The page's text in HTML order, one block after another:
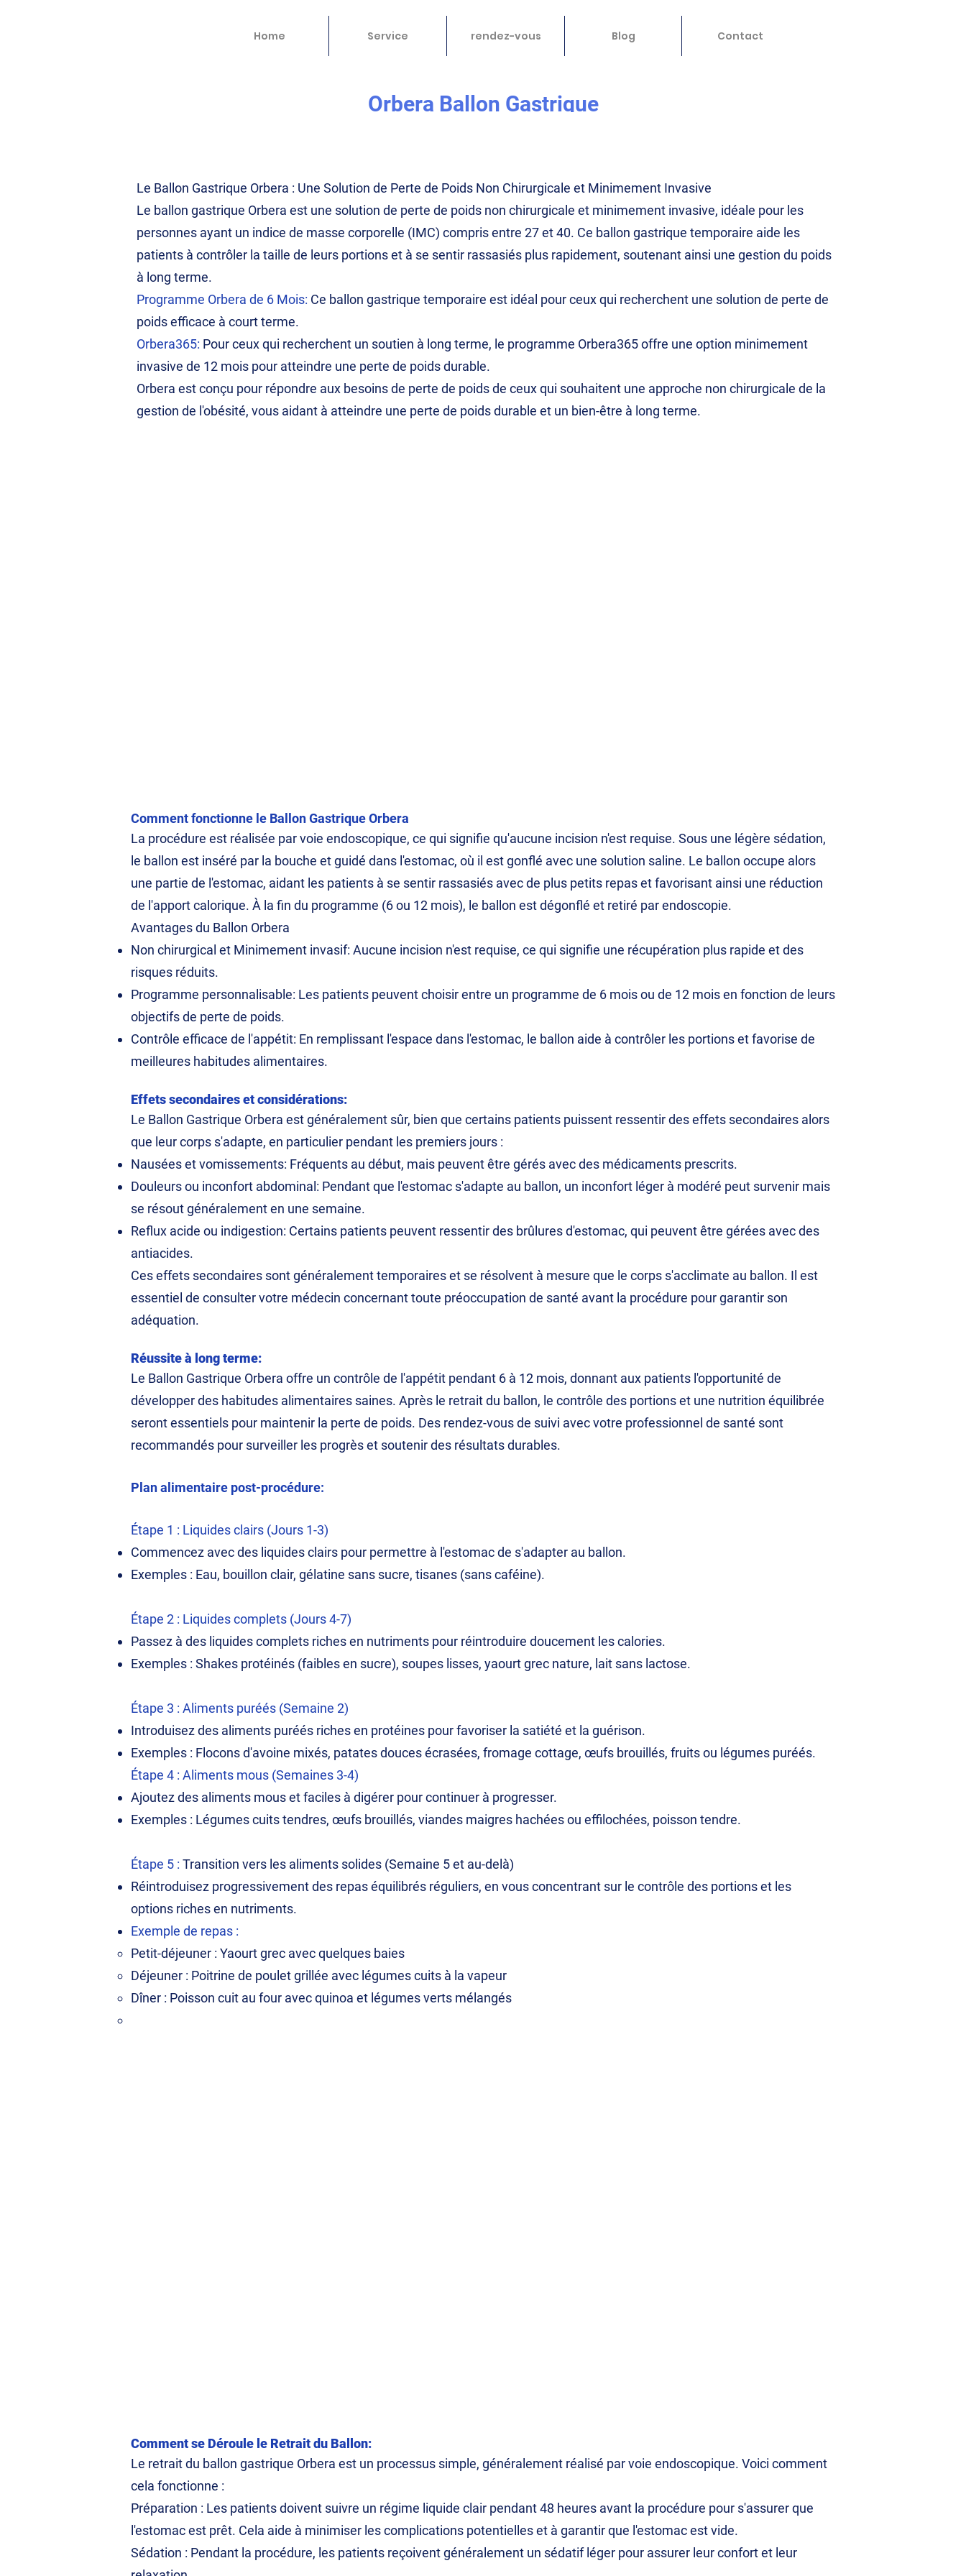
Home Service rendez-vous Blog Contact
Orbera Ballon Gastrique
Le Ballon Gastrique Orbera : Une Solution de Perte de Poids Non Chirurgicale et Minimement Invasive
Le ballon gastrique Orbera est une solution de perte de poids non chirurgicale et minimement invasive, idéale pour les
personnes ayant un indice de masse corporelle (IMC) compris entre 27 et 40. Ce ballon gastrique temporaire aide les
patients à contrôler la taille de leurs portions et à se sentir rassasiés plus rapidement, soutenant ainsi une gestion du poids
à long terme.
Programme Orbera de 6 Mois: Ce ballon gastrique temporaire est idéal pour ceux qui recherchent une solution de perte de
poids efficace à court terme.
Orbera365: Pour ceux qui recherchent un soutien à long terme, le programme Orbera365 offre une option minimement
invasive de 12 mois pour atteindre une perte de poids durable.
Orbera est conçu pour répondre aux besoins de perte de poids de ceux qui souhaitent une approche non chirurgicale de la
gestion de l'obésité, vous aidant à atteindre une perte de poids durable et un bien-être à long terme.
Comment fonctionne le Ballon Gastrique Orbera
La procédure est réalisée par voie endoscopique, ce qui signifie qu'aucune incision n'est requise. Sous une légère sédation,
le ballon est inséré par la bouche et guidé dans l'estomac, où il est gonflé avec une solution saline. Le ballon occupe alors
une partie de l'estomac, aidant les patients à se sentir rassasiés avec de plus petits repas et favorisant ainsi une réduction
de l'apport calorique. À la fin du programme (6 ou 12 mois), le ballon est dégonflé et retiré par endoscopie.
Avantages du Ballon Orbera
Non chirurgical et Minimement invasif: Aucune incision n'est requise, ce qui signifie une récupération plus rapide et des
risques réduits.
Programme personnalisable: Les patients peuvent choisir entre un programme de 6 mois ou de 12 mois en fonction de leurs
objectifs de perte de poids.
Contrôle efficace de l'appétit: En remplissant l'espace dans l'estomac, le ballon aide à contrôler les portions et favorise de
meilleures habitudes alimentaires.
Effets secondaires et considérations:
Le Ballon Gastrique Orbera est généralement sûr, bien que certains patients puissent ressentir des effets secondaires alors
que leur corps s'adapte, en particulier pendant les premiers jours :
Nausées et vomissements: Fréquents au début, mais peuvent être gérés avec des médicaments prescrits.
Douleurs ou inconfort abdominal: Pendant que l'estomac s'adapte au ballon, un inconfort léger à modéré peut survenir mais
se résout généralement en une semaine.
Reflux acide ou indigestion: Certains patients peuvent ressentir des brûlures d'estomac, qui peuvent être gérées avec des
antiacides.
Ces effets secondaires sont généralement temporaires et se résolvent à mesure que le corps s'acclimate au ballon. Il est
essentiel de consulter votre médecin concernant toute préoccupation de santé avant la procédure pour garantir son
adéquation.
Réussite à long terme:
Le Ballon Gastrique Orbera offre un contrôle de l'appétit pendant 6 à 12 mois, donnant aux patients l'opportunité de
développer des habitudes alimentaires saines. Après le retrait du ballon, le contrôle des portions et une nutrition équilibrée
seront essentiels pour maintenir la perte de poids. Des rendez-vous de suivi avec votre professionnel de santé sont
recommandés pour surveiller les progrès et soutenir des résultats durables.
Plan alimentaire post-procédure:
Étape 1 : Liquides clairs (Jours 1-3)
Commencez avec des liquides clairs pour permettre à l'estomac de s'adapter au ballon.
Exemples : Eau, bouillon clair, gélatine sans sucre, tisanes (sans caféine).
Étape 2 : Liquides complets (Jours 4-7)
Passez à des liquides complets riches en nutriments pour réintroduire doucement les calories.
Exemples : Shakes protéinés (faibles en sucre), soupes lisses, yaourt grec nature, lait sans lactose.
Étape 3 : Aliments puréés (Semaine 2)
Introduisez des aliments puréés riches en protéines pour favoriser la satiété et la guérison.
Exemples : Flocons d'avoine mixés, patates douces écrasées, fromage cottage, œufs brouillés, fruits ou légumes puréés.
Étape 4 : Aliments mous (Semaines 3-4)
Ajoutez des aliments mous et faciles à digérer pour continuer à progresser.
Exemples : Légumes cuits tendres, œufs brouillés, viandes maigres hachées ou effilochées, poisson tendre.
Étape 5 : Transition vers les aliments solides (Semaine 5 et au-delà)
Réintroduisez progressivement des repas équilibrés réguliers, en vous concentrant sur le contrôle des portions et les
options riches en nutriments.
Exemple de repas :
Petit-déjeuner : Yaourt grec avec quelques baies
Déjeuner : Poitrine de poulet grillée avec légumes cuits à la vapeur
Dîner : Poisson cuit au four avec quinoa et légumes verts mélangés
Comment se Déroule le Retrait du Ballon:
Le retrait du ballon gastrique Orbera est un processus simple, généralement réalisé par voie endoscopique. Voici comment
cela fonctionne :
Préparation : Les patients doivent suivre un régime liquide clair pendant 48 heures avant la procédure pour s'assurer que
l'estomac est prêt. Cela aide à minimiser les complications potentielles et à garantir que l'estomac est vide.
Sédation : Pendant la procédure, les patients reçoivent généralement un sédatif léger pour assurer leur confort et leur